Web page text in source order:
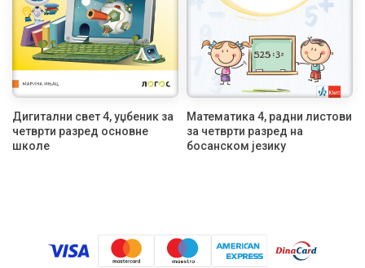
Дигитални свет 4, уџбеник за
четврти разред основне
школе
Математика 4, радни листови
за четврти разред на
босанском језику